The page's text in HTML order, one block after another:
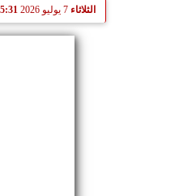
الثلاثاء 7 يوليو 2026 05:31